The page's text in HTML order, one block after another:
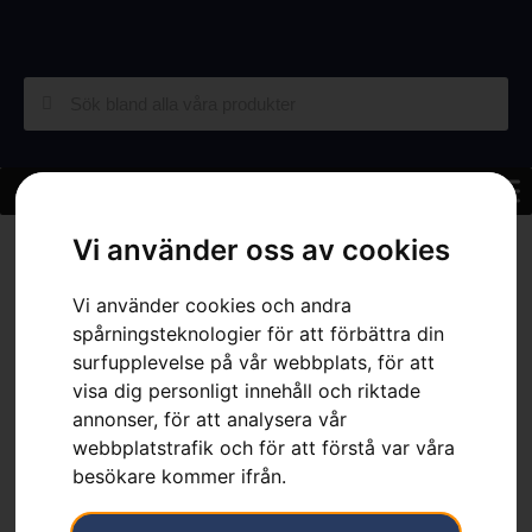
Vi använder oss av cookies
Vi använder cookies och andra
spårningsteknologier för att förbättra din
surfupplevelse på vår webbplats, för att
visa dig personligt innehåll och riktade
annonser, för att analysera vår
webbplatstrafik och för att förstå var våra
besökare kommer ifrån.
» Sortiment»Trädgård»Åkgräsklippare»Tillbehör
Åkgräsklippare » Klippaggregat – CombiClip® 94
Klippaggregat –
CombiClip® 94
Artikelnummer: 967152201